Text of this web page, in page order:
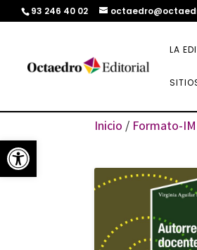
Abrir barra de herramientas
93 246 40 02
LA
Inicio / Formato-